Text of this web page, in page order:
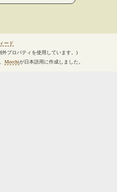
ード
外プロパティを使用しています。)
Mocchiが日本語用に作成しました。